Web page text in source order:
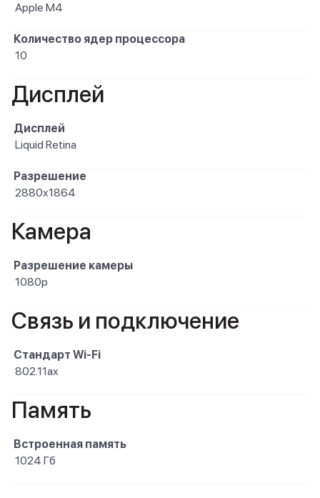
Apple M4
Количество ядер процессора
10
Дисплей
Дисплей
Liquid Retina
Разрешение
2880x1864
Камера
Разрешение камеры
1080p
Связь и подключение
Стандарт Wi-Fi
802.11ax
Память
Встроенная память
1024 Гб